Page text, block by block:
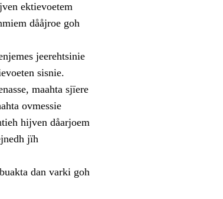
ektievoetem
dååjroe goh
jeerehtsinie
sisnie.
maahta sjïere
ovmessie
hijven dåarjoem
jïh
dan varki goh